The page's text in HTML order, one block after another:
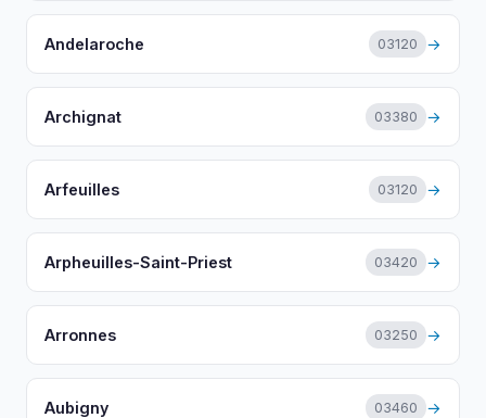
Andelaroche 03120 →
Archignat 03380 →
Arfeuilles 03120 →
Arpheuilles-Saint-Priest 03420 →
Arronnes 03250 →
Aubigny 03460 →